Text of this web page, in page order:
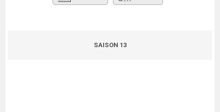
SAISON 13